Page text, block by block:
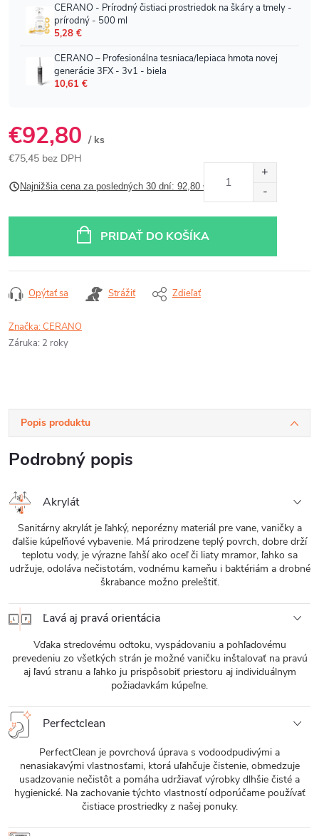
€92,80 / ks
€75,45 bez DPH
cena:Najnižšia cena za posledných 30 dní: 92,80 €
PRIDAŤ DO KOŠÍKA
Opýtať sa Strážiť Zdieľať
Značka:CERANO
Záruka: 2 roky
Popis produktu
Podrobný popis
Akrylát
Sanitárny akrylát je ľahký, neporézny materiál pre vane, vaničky a
ďalšie kúpeľňové vybavenie. Má prirodzene teplý povrch, dobre drží
teplotu vody, je výrazne ľahší ako oceľ či liaty mramor, ľahko sa
udržuje, odoláva nečistotám, vodnému kameňu i baktériám a drobné
škrabance možno preleštiť.
Ľavá aj pravá orientácia
Vďaka stredovému odtoku, vyspádovaniu a pohľadovému
prevedeniu zo všetkých strán je možné vaničku inštalovať na pravú
aj ľavú stranu a ľahko ju prispôsobiť priestoru aj individuálnym
požiadavkám kúpeľne.
Perfectclean
PerfectClean je povrchová úprava s vodoodpudivými a
nenasiakavými vlastnosťami, ktorá uľahčuje čistenie, obmedzuje
usadzovanie nečistôt a pomáha udržiavať výrobky dlhšie čisté a
hygienické. Na zachovanie týchto vlastností odporúčame používať
čistiace prostriedky z našej ponuky.